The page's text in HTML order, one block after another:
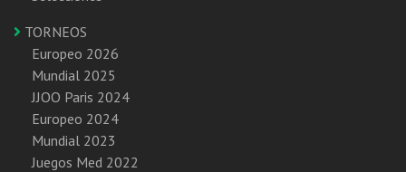
TORNEOS
Europeo 2026
Mundial 2025
JJOO Paris 2024
Europeo 2024
Mundial 2023
Juegos Med 2022